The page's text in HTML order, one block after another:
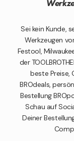
Sei kein Kunde,
Werkzeugen
Festool,
der
beste Preise,
BROdeals,
Bestellung
Schau auf
Deiner